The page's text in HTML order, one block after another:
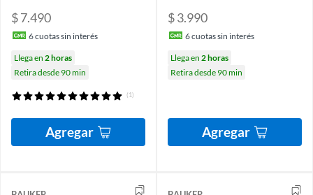
$ 7.490
6cuotas sin interés
Llega en 2 horas
Retira desde 90 min
(1)
Agregar
$ 3.990
6cuotas sin interés
Llega en 2 horas
Retira desde 90 min
Agregar